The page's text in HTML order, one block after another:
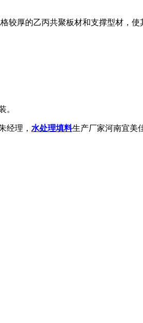
较厚的乙丙共聚板材和支撑型材，
。
经理 ， 水处理填料生产厂家河南宜美